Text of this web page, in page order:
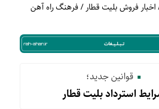
اخبار فروش بلیت قطار/فرهنگ راه آهن
قوانین جدید؛
استرداد بلیت قطار